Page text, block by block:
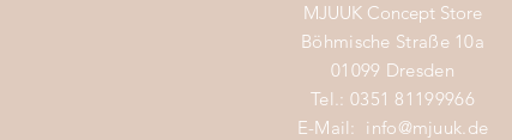
MJUUK Concept Store
Böhmische Straße 10a
01099 Dresden
Tel.: 0351 81199966
E-Mail: info@mjuuk.de